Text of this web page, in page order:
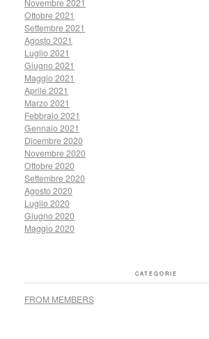
Novembre 2021
Ottobre 2021
Settembre 2021
Agosto 2021
Luglio 2021
Giugno 2021
Maggio 2021
Aprile 2021
Marzo 2021
Febbraio 2021
Gennaio 2021
Dicembre 2020
Novembre 2020
Ottobre 2020
Settembre 2020
Agosto 2020
Luglio 2020
Giugno 2020
Maggio 2020
CATEGORIE
FROM MEMBERS